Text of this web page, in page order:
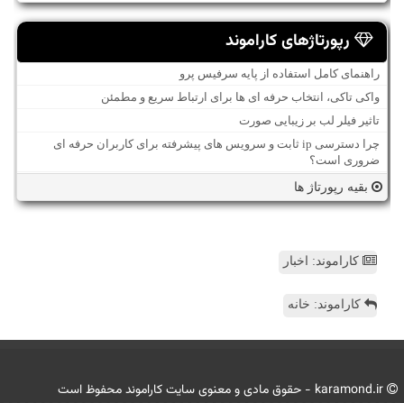
رپورتاژهای کاراموند
راهنمای کامل استفاده از پایه سرفیس پرو
واکی تاکی، انتخاب حرفه ای ها برای ارتباط سریع و مطمئن
تاثیر فیلر لب بر زیبایی صورت
چرا دسترسی ip ثابت و سرویس های پیشرفته برای کاربران حرفه ای
ضروری است؟
بقیه رپورتاژ ها
کاراموند: اخبار
کاراموند: خانه